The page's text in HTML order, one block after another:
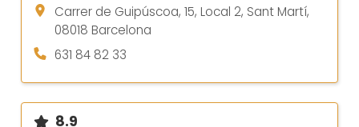
Carrer de Guipúscoa, 15, Local 2, Sant Martí,
08018 Barcelona
631 84 82 33
8.9